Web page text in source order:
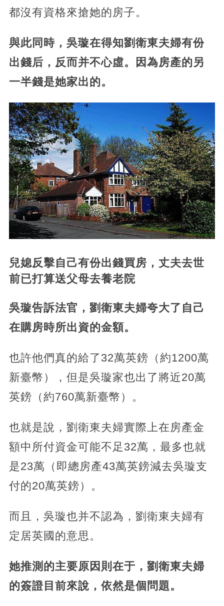
都沒有資格來搶她的房子。
與此同時，吳璇在得知劉衛東夫婦有份
出錢后，反而并不心虛。因為房產的另
一半錢是她家出的。
兒媳反擊自己有份出錢買房，丈夫去世
前已打算送父母去養老院
吳璇告訴法官，劉衛東夫婦夸大了自己
在購房時所出資的金額。
也許他們真的給了32萬英鎊（約1200萬
新臺幣），但是吳璇家也出了將近20萬
英鎊（約760萬新臺幣）。
也就是說，劉衛東夫婦實際上在房產金
額中所付資金可能不足32萬，最多也就
是23萬（即總房產43萬英鎊減去吳璇支
付的20萬英鎊）。
而且，吳璇也并不認為，劉衛東夫婦有
定居英國的意思。
她推測的主要原因則在于，劉衛東夫婦
的簽證目前來說，依然是個問題。